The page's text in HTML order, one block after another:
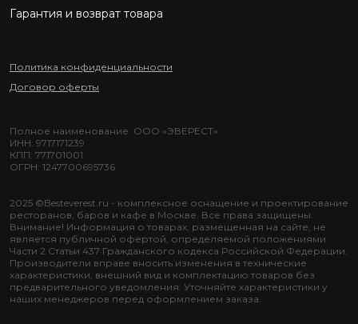
Гарантия и возврат товара
Политика конфиденциальности
Договор оферты
2025 ©Besteverest.ru - комплексное оснащение и проектирование
ресторанов, баров и кафе в Москве. Все права защищены.
Внимание! Информация о товарах, размещенная на сайте, не
является публичной офертой, определяемой положениями
Части 2 Статьи 437 Гражданского кодекса Российской Федерации.
Производители вправе вносить изменения в технические
характеристики, внешний вид и комплектацию товаров без
предварительного уведомления. Уточняйте характеристики у
наших менеджеров перед оформлением заказа.
Полное наименование: ООО «ЭВЕРЕСТ»
ИНН: 9717171239
КПП: 771701001
ОГРН: 1247700695736